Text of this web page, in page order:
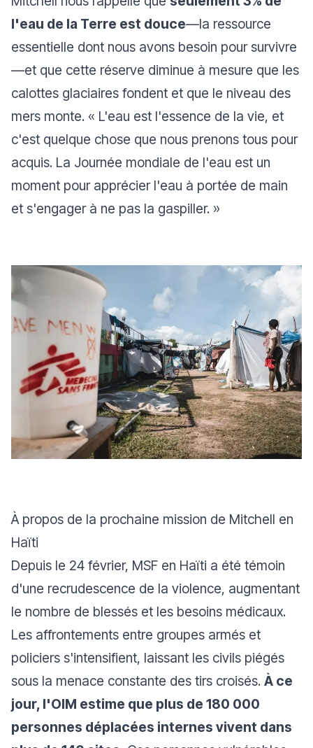
l'eau de la Terre est douce—la ressource
essentielle dont nous avons besoin pour survivre
—et que cette réserve diminue à mesure que les
calottes glaciaires fondent et que le niveau des
mers monte. « L'eau est l'essence de la vie, et
c'est quelque chose que nous prenons tous pour
acquis. La Journée mondiale de l'eau est un
moment pour apprécier l'eau à portée de main
et s'engager à ne pas la gaspiller. »
À propos de la prochaine mission de Mitchell en
Haïti
Depuis le 24 février, MSF en Haïti a été témoin
d'une recrudescence de la violence, augmentant
le nombre de blessés et les besoins médicaux.
Les affrontements entre groupes armés et
policiers s'intensifient, laissant les civils piégés
sous la menace constante des tirs croisés. À ce
jour, l'OIM estime que plus de 180 000
personnes déplacées internes vivent dans